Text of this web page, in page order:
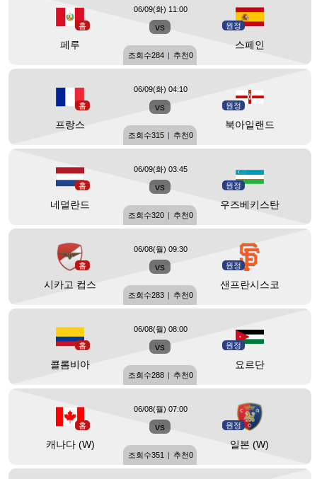
홈
페루
vs 원정
스페인
06/09(화) 11:00
조회수284 | 추천0
홈
프랑스
vs 원정
북아일랜드
06/09(화) 04:10
조회수315 | 추천0
홈
네덜란드
vs 원정
우즈베키스탄
06/09(화) 03:45
조회수320 | 추천0
홈
시카고 컵스
vs 원정
샌프란시스코
06/08(월) 09:30
조회수283 | 추천0
홈
콜롬비아
vs 원정
요르단
06/08(월) 08:00
조회수288 | 추천0
홈
캐나다 (W)
vs 원정
일본 (W)
06/08(월) 07:00
조회수351 | 추천0